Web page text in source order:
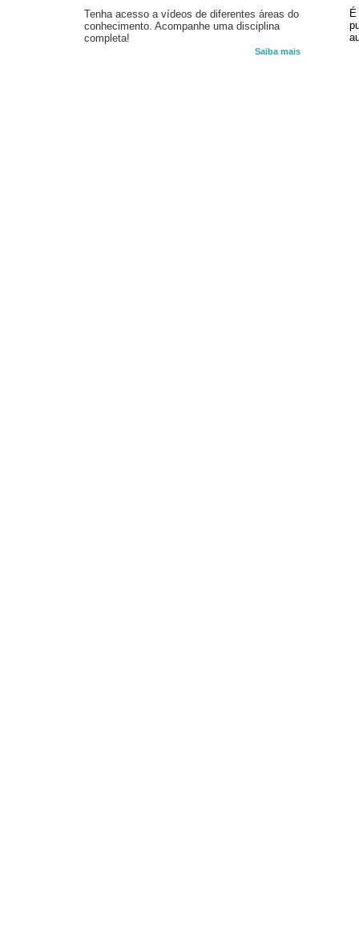
Tenha acesso a vídeos de diferentes áreas do
conhecimento. Acompanhe uma disciplina
completa!
Saiba mais